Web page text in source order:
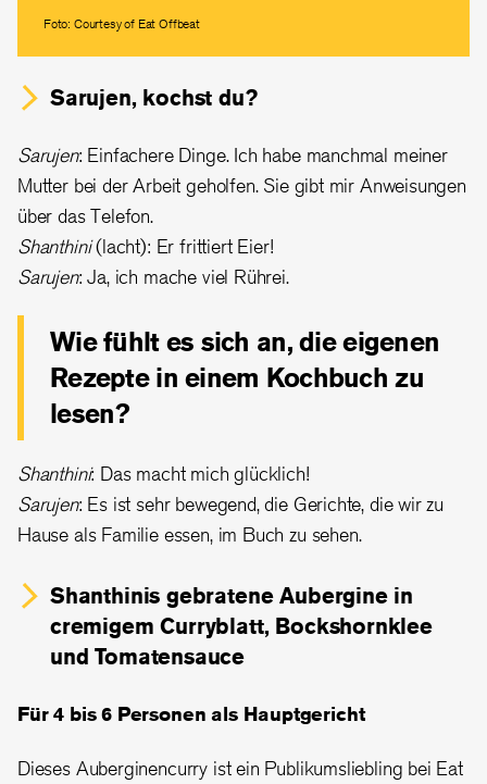
Foto: Courtesy of Eat Offbeat
Sarujen, kochst du?
Sarujen: Einfachere Dinge. Ich habe manchmal meiner
Mutter bei der Arbeit geholfen. Sie gibt mir Anweisungen
über das Telefon.
Shanthini(lacht): Er frittiert Eier!
Sarujen: Ja, ich mache viel Rührei.
Wie fühlt es sich an, die eigenen
Rezepte in einem Kochbuch zu
lesen?
Shanthini: Das macht mich glücklich!
Sarujen: Es ist sehr bewegend, die Gerichte, die wir zu
Hause als Familie essen, im Buch zu sehen.
Shanthinis gebratene Aubergine in
cremigem Curryblatt, Bockshornklee
und Tomatensauce
Für 4 bis 6 Personen als Hauptgericht
Dieses Auberginencurry ist ein Publikumsliebling bei Eat